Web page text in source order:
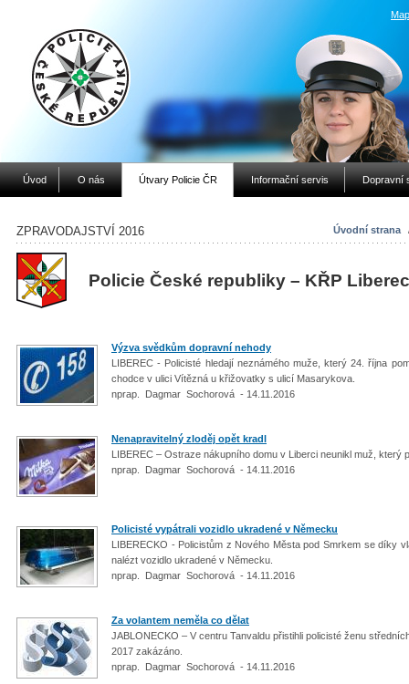
Úvod O nás Útvary Policie ČR Informační servis Dopravní
Úvodní strana
ZPRAVODAJSTVÍ 2016
Policie České republiky – KŘP
Výzva svědkům dopravní nehody
LIBEREC - Policisté hledají neznámého muže, který 24. října
chodce v ulici Vítězná u křižovatky s ulicí Masarykova.
nprap. Dagmar Sochorová - 14.11.2016
Nenapravitelný zloděj opět kradl
LIBEREC – Ostraze nákupního domu v Liberci neunikl muž, který
nprap. Dagmar Sochorová - 14.11.2016
Policisté vypátrali vozidlo ukradené v Německu
LIBERECKO - Policistům z Nového Města pod Smrkem se díky
nalézt vozidlo ukradené v Německu.
nprap. Dagmar Sochorová - 14.11.2016
Za volantem neměla co dělat
JABLONECKO – V centru Tanvaldu přistihli policisté ženu
2017 zakázáno.
nprap. Dagmar Sochorová - 14.11.2016